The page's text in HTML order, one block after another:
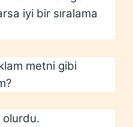
iyi bir sıralama
metni gibi
olurdu.